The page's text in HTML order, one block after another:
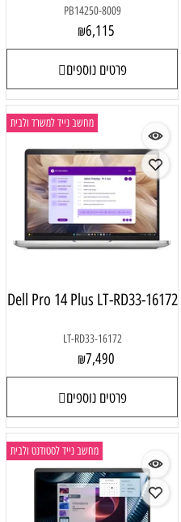
PB14250-8009
₪6,115
פרטים נוספים
מחשב נייד למשרד ולבית
Dell Pro 14 Plus LT-RD33-16172
LT-RD33-16172
₪7,490
פרטים נוספים
מחשב נייד לסטודנט ולבית